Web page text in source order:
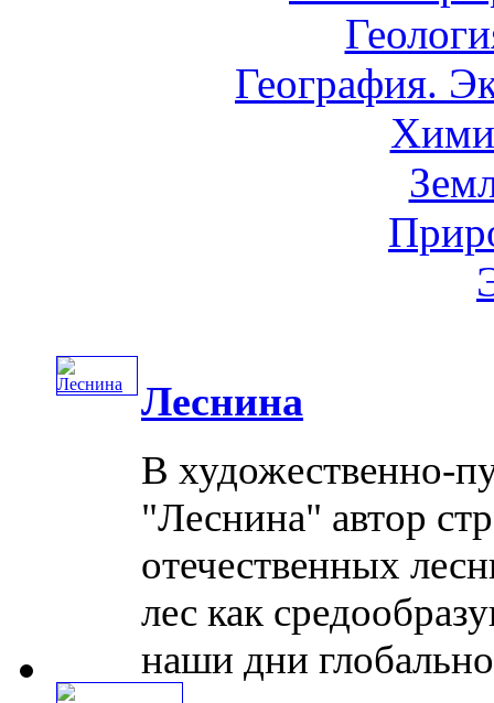
География.
Леснина
В художественно-
"Леснина" автор
отечественных
лес как
наши дни